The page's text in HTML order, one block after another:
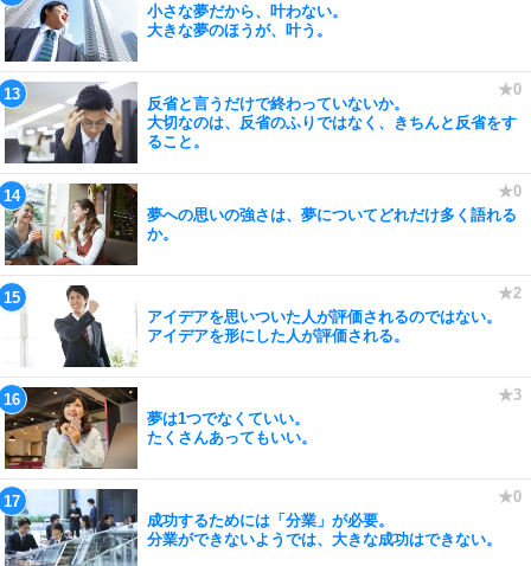
小さな夢だから、叶わない。
大きな夢のほうが、叶う。
反省と言うだけで終わっていないか。
大切なのは、反省のふりではなく、きちんと反省をす
ること。
夢への思いの強さは、夢についてどれだけ多く語れる
か。
アイデアを思いついた人が評価されるのではない。
アイデアを形にした人が評価される。
夢は1つでなくていい。
たくさんあってもいい。
成功するためには「分業」が必要。
分業ができないようでは、大きな成功はできない。